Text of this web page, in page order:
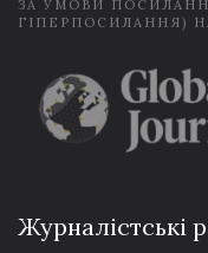
ЗА УМОВИ
ГІПЕРПОСИЛАННЯ)
Журналістські